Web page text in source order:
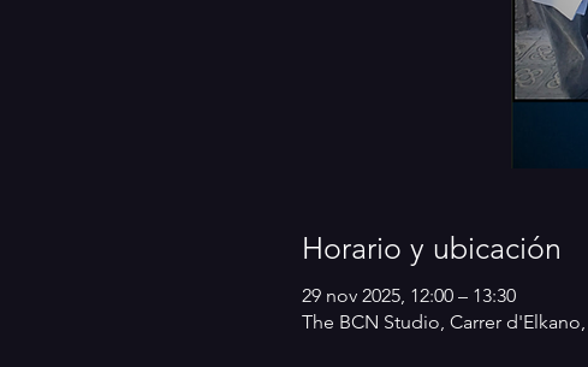
Horario y ubicación
29 nov 2025, 12:00 – 13:30
The BCN Studio, Carrer